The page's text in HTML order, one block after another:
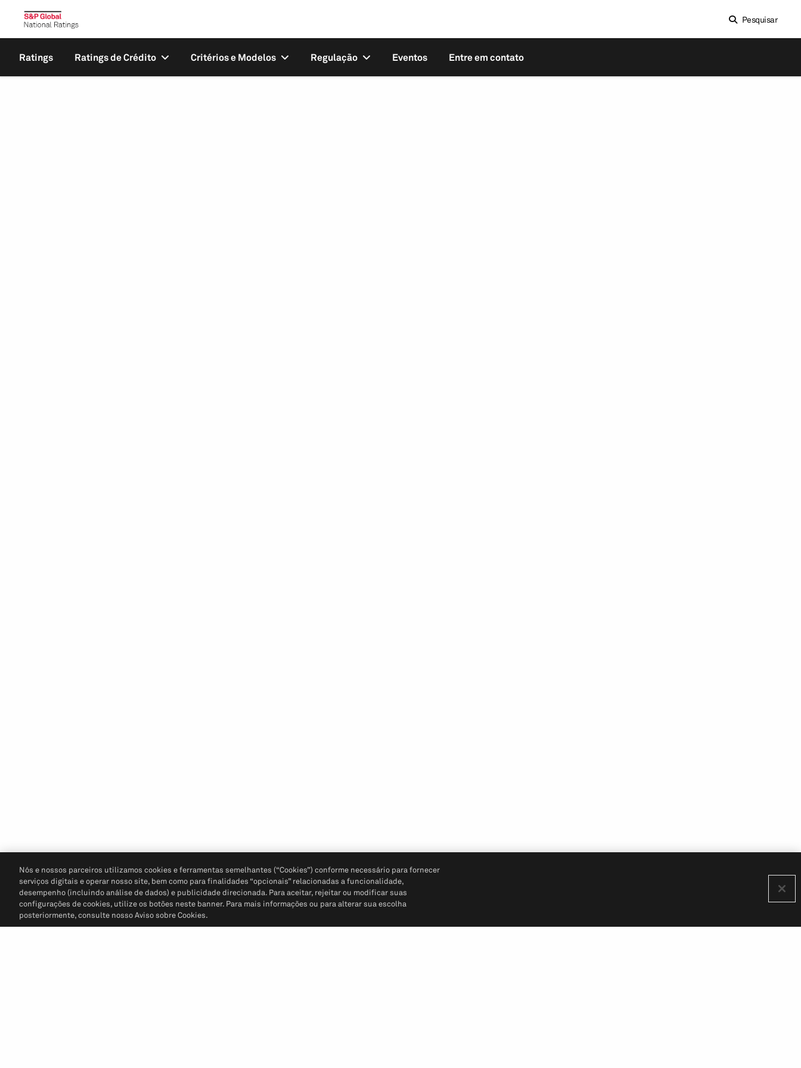
Pesquisar
Ratings Ratings de Crédito Critérios e Modelos Regulação Eventos Entre em contato
Nós e nossos parceiros utilizamos cookies e ferramentas semelhantes (“Cookies”) conforme necessário para fornecer
serviços digitais e operar nosso site, bem como para finalidades “opcionais” relacionadas a funcionalidade,
desempenho (incluindo análise de dados) e publicidade direcionada. Para aceitar, rejeitar ou modificar suas
configurações de cookies, utilize os botões neste banner. Para mais informações ou para alterar sua escolha
posteriormente, consulte nosso Aviso sobre Cookies.